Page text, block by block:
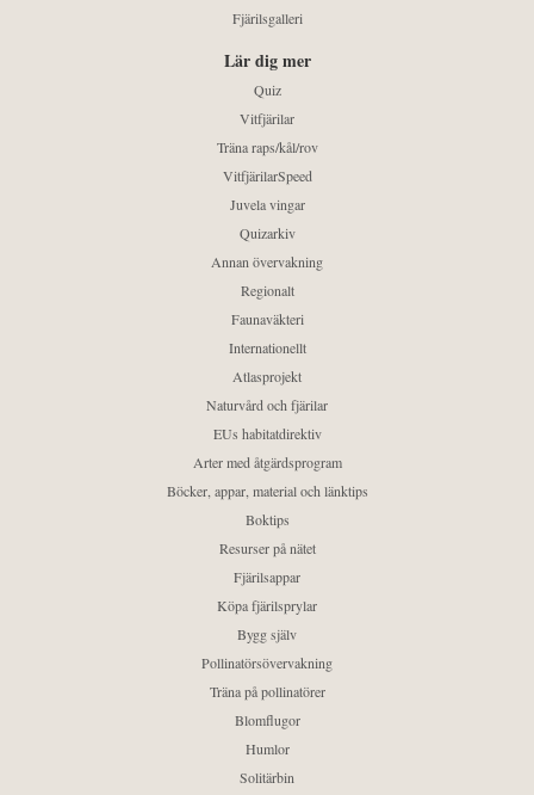
Fjärilsgalleri
Lär dig mer
Quiz
Vitfjärilar
Träna raps/kål/rov
VitfjärilarSpeed
Juvela vingar
Quizarkiv
Annan övervakning
Regionalt
Faunaväkteri
Internationellt
Atlasprojekt
Naturvård och fjärilar
EUs habitatdirektiv
Arter med åtgärdsprogram
Böcker, appar, material och länktips
Boktips
Resurser på nätet
Fjärilsappar
Köpa fjärilsprylar
Bygg själv
Pollinatörsövervakning
Träna på pollinatörer
Blomflugor
Humlor
Solitärbin